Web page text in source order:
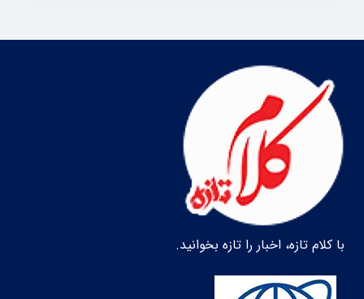
با کلام تازه، اخبار را تازه بخوانید.